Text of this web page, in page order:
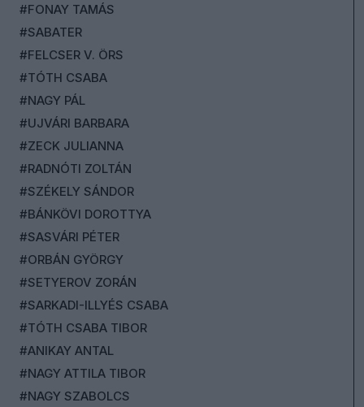
#FONAY TAMÁS
#SABATER
#FELCSER V. ÖRS
#TÓTH CSABA
#NAGY PÁL
#UJVÁRI BARBARA
#ZECK JULIANNA
#RADNÓTI ZOLTÁN
#SZÉKELY SÁNDOR
#BÁNKÖVI DOROTTYA
#SASVÁRI PÉTER
#ORBÁN GYÖRGY
#SETYEROV ZORÁN
#SARKADI-ILLYÉS CSABA
#TÓTH CSABA TIBOR
#ANIKAY ANTAL
#NAGY ATTILA TIBOR
#NAGY SZABOLCS